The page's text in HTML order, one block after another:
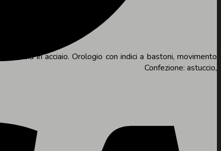
fibbia in acciaio. Orologio con indici a bastoni, movimento
Confezione: astuccio,